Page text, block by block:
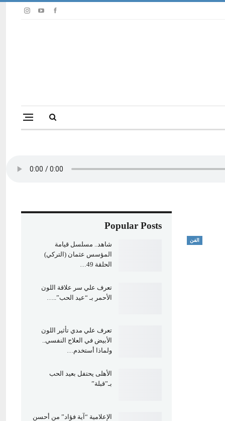
الفن
Popular Posts
شاهد.. مسلسل قيامة
المؤسس عثمان (التركي)
الحلقة 49…
تعرف علي سر علاقة اللون
الأحمر بـ “عيد الحب”..…
تعرف علي مدي تأثير اللون
الأبيض في العلاج النفسي..
ولماذا أستخدم…
الأهلى يحتفل بعيد الحب
بـ”قبلة”
الإعلامية “آية فؤاد” من أحسن